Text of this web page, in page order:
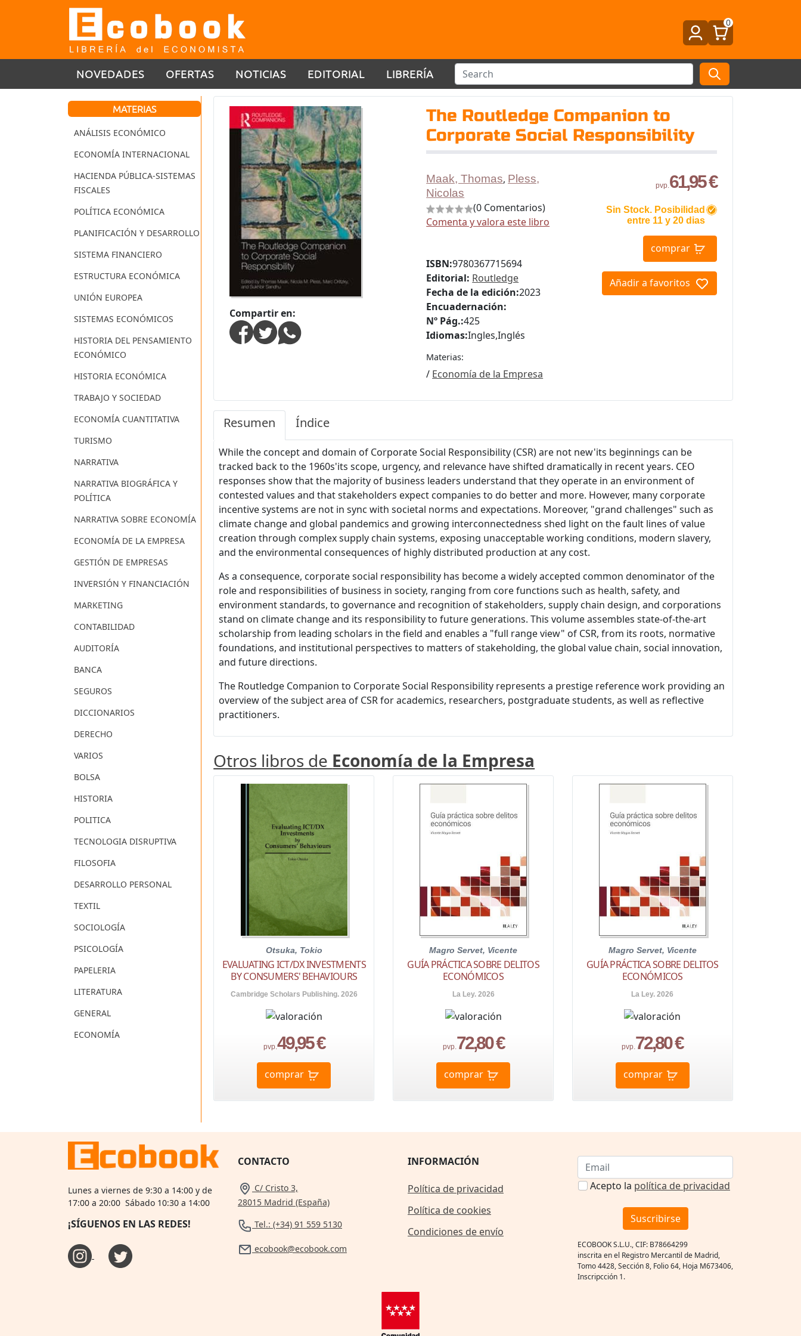
0
NOVEDADES OFERTAS NOTICIAS EDITORIAL LIBRERÍA
MATERIAS
ANÁLISIS ECONÓMICO
ECONOMÍA INTERNACIONAL
HACIENDA PÚBLICA-SISTEMAS
FISCALES
POLÍTICA ECONÓMICA
PLANIFICACIÓN Y DESARROLLO
SISTEMA FINANCIERO
ESTRUCTURA ECONÓMICA
UNIÓN EUROPEA
SISTEMAS ECONÓMICOS
HISTORIA DEL PENSAMIENTO
ECONÓMICO
HISTORIA ECONÓMICA
TRABAJO Y SOCIEDAD
ECONOMÍA CUANTITATIVA
TURISMO
NARRATIVA
NARRATIVA BIOGRÁFICA Y
POLÍTICA
NARRATIVA SOBRE ECONOMÍA
ECONOMÍA DE LA EMPRESA
GESTIÓN DE EMPRESAS
INVERSIÓN Y FINANCIACIÓN
MARKETING
CONTABILIDAD
AUDITORÍA
BANCA
SEGUROS
DICCIONARIOS
DERECHO
VARIOS
BOLSA
HISTORIA
POLITICA
TECNOLOGIA DISRUPTIVA
FILOSOFIA
DESARROLLO PERSONAL
TEXTIL
SOCIOLOGÍA
PSICOLOGÍA
PAPELERIA
LITERATURA
GENERAL
ECONOMÍA
The Routledge Companion to
Corporate Social Responsibility
Compartir en:
Maak, Thomas, Pless,
Nicolas
(0 Comentarios)
Comenta y valora este libro
pvp.61,95 €
Sin Stock. Posibilidad
entre 11 y 20 dias
comprar
Añadir a favoritos
ISBN:9780367715694
Editorial: Routledge
Fecha de la edición:2023
Encuadernación:
Nº Pág.:425
Idiomas:Ingles,Inglés
Materias:
/ Economía de la Empresa
Resumen Índice
While the concept and domain of Corporate Social Responsibility (CSR) are not new'its beginnings can be
tracked back to the 1960s'its scope, urgency, and relevance have shifted dramatically in recent years. CEO
responses show that the majority of business leaders understand that they operate in an environment of
contested values and that stakeholders expect companies to do better and more. However, many corporate
incentive systems are not in sync with societal norms and expectations. Moreover, "grand challenges" such as
climate change and global pandemics and growing interconnectedness shed light on the fault lines of value
creation through complex supply chain systems, exposing unacceptable working conditions, modern slavery,
and the environmental consequences of highly distributed production at any cost.
As a consequence, corporate social responsibility has become a widely accepted common denominator of the
role and responsibilities of business in society, ranging from core functions such as health, safety, and
environment standards, to governance and recognition of stakeholders, supply chain design, and corporations
stand on climate change and its responsibility to future generations. This volume assembles state-of-the-art
scholarship from leading scholars in the field and enables a "full range view" of CSR, from its roots, normative
foundations, and institutional perspectives to matters of stakeholding, the global value chain, social innovation,
and future directions.
The Routledge Companion to Corporate Social Responsibility represents a prestige reference work providing an
overview of the subject area of CSR for academics, researchers, postgraduate students, as well as reflective
practitioners.
Otros libros de Economía de la Empresa
Otsuka, Tokio
EVALUATING ICT/DX INVESTMENTS
BY CONSUMERS' BEHAVIOURS
Cambridge Scholars Publishing. 2026
pvp.49,95 €
comprar
Magro Servet, Vicente
GUÍA PRÁCTICA SOBRE DELITOS
ECONÓMICOS
La Ley. 2026
pvp.72,80 €
comprar
Magro Servet, Vicente
GUÍA PRÁCTICA SOBRE DELITOS
ECONÓMICOS
La Ley. 2026
pvp.72,80 €
comprar
Lunes a viernes de 9:30 a 14:00 y de
17:00 a 20:00 Sábado 10:30 a 14:00
¡SÍGUENOS EN LAS REDES!
CONTACTO
C/ Cristo 3,
28015 Madrid (España)
Tel.: (+34) 91 559 5130
ecobook@ecobook.com
INFORMACIÓN
Política de privacidad
Política de cookies
Condiciones de envío
Acepto la política de privacidad
Suscribirse
ECOBOOK S.L.U., CIF: B78664299
inscrita en el Registro Mercantil de Madrid,
Tomo 4428, Sección 8, Folio 64, Hoja M673406,
Inscripcción 1.